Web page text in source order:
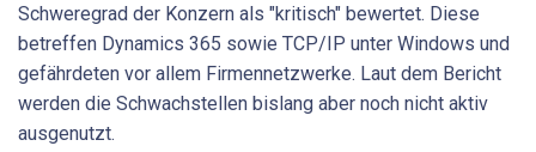
Schweregrad der Konzern als "kritisch" bewertet. Diese
betreffen Dynamics 365 sowie TCP/IP unter Windows und
gefährdeten vor allem Firmennetzwerke. Laut dem Bericht
werden die Schwachstellen bislang aber noch nicht aktiv
ausgenutzt.